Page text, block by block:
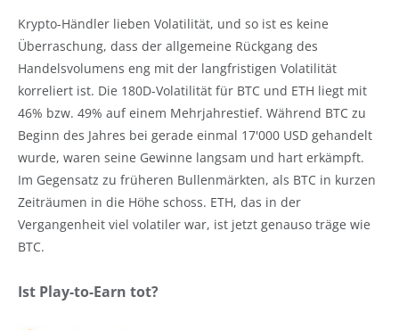
Krypto-Händler lieben Volatilität, und so ist es keine
Überraschung, dass der allgemeine Rückgang des
Handelsvolumens eng mit der langfristigen Volatilität
korreliert ist. Die 180D-Volatilität für BTC und ETH liegt mit
46% bzw. 49% auf einem Mehrjahrestief. Während BTC zu
Beginn des Jahres bei gerade einmal 17'000 USD gehandelt
wurde, waren seine Gewinne langsam und hart erkämpft.
Im Gegensatz zu früheren Bullenmärkten, als BTC in kurzen
Zeiträumen in die Höhe schoss. ETH, das in der
Vergangenheit viel volatiler war, ist jetzt genauso träge wie
BTC.
Ist Play-to-Earn tot?